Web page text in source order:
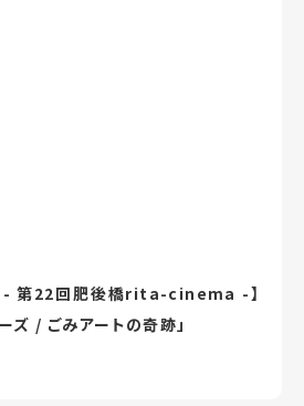
- 第22回肥後橋rita-cinema -】
ズ / ごみアートの奇跡」